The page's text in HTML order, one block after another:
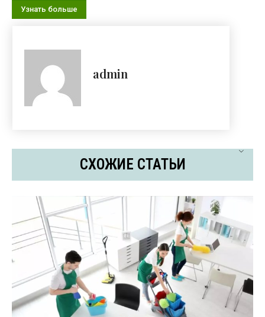
Узнать больше
admin
СХОЖИЕ СТАТЬИ